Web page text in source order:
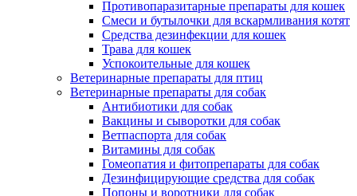
Противопаразитарные препараты для кошек
Смеси и бутылочки для вскармливания котят
Средства дезинфекции для кошек
Трава для кошек
Успокоительные для кошек
Ветеринарные препараты для птиц
Ветеринарные препараты для собак
Антибиотики для собак
Вакцины и сыворотки для собак
Ветпаспорта для собак
Витамины для собак
Гомеопатия и фитопрепараты для собак
Дезинфицирующие средства для собак
Попоны и воротники для собак